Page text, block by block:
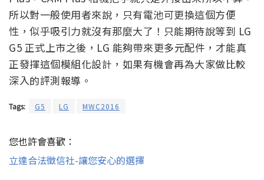
所以對一般使用者來說，只有電池可更換這個方便
性，似乎吸引力就沒有那麼大了！只能期待說等到 LG
G5 正式上市之後，LG 能夠帶來更多元配件，才能真
正發揮這個模組化設計，如果有機會再為大家做比較
深入的評測報導。
Tags: G5 LG MWC2016
您也許會喜歡：
立達合法徵信社-讓您安心的選擇